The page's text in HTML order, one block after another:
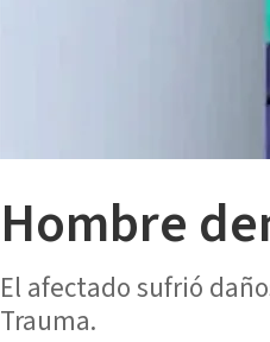
Hombre
El afectado sufrió
Trauma.